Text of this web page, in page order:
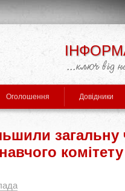
Оголошення Довідники
загальну